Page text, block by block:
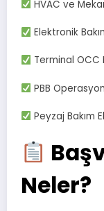
HVAC ve
Elektronik
Terminal OCC
PBB
Peyzaj Bakım
Neler?